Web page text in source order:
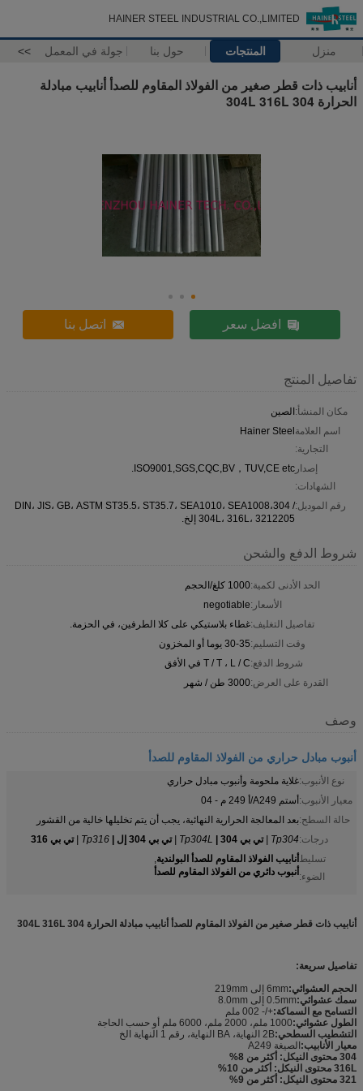
HAINER STEEL INDUSTRIAL CO.,LIMITED
منزل المنتجات حول بنا جولة في المعمل >>
أنابيب ذات قطر صغير من الفولاذ المقاوم للصدأ أنابيب مبادلة
الحرارة 304 304L 316L
افضل سعر اتصل بنا
تفاصيل المنتج
مكان المنشأ:الصين
اسم العلامة
التجارية:
Hainer Steel
إصدار
الشهادات:
ISO9001,SGS,CQC,BV，TUV,CE etc.
رقم الموديل:DIN، JIS، GB، ASTM ST35.5، ST35.7، SEA1010، SEA1008،304 /
304L، 316L، 3212205 إلخ.
شروط الدفع والشحن
الحد الأدنى لكمية:1000 كلغ/الحجم
الأسعار:negotiable
تفاصيل التغليف:غطاء بلاستيكي على كلا الطرفين، في الحزمة.
وقت التسليم:30-35 يوما أو المخزون
شروط الدفع:T / T ، L / C في الأفق
القدرة على العرض:3000 طن / شهر
وصف
أنبوب مبادل حراري من الفولاذ المقاوم للصدأ
نوع الأنبوب:غلاية ملحومة وأنبوب مبادل حراري
معيار الأنبوب:أستم A249/أ 249 م - 04
حالة السطح:بعد المعالجة الحرارية النهائية، يجب أن يتم تخليلها خالية من القشور
درجات:Tp304 | تي بي 304 | Tp304L | تي بي 304 إل | Tp316 |
تي بي 316
تسليط
الضوء:
أنابيب الفولاذ المقاوم للصدأ البولندية,
أنبوب دائري من الفولاذ المقاوم للصدأ
أنابيب ذات قطر صغير من الفولاذ المقاوم للصدأ أنابيب مبادلة الحرارة 304 304L 316L
تفاصيل سريعة:
الحجم العشوائي:6mm إلى 219mm
سمك عشوائي:0.5mm إلى 8.0mm
التسامح مع السماكة:+/- 002 ملم
الطول عشوائي:1000 ملم، 2000 ملم، 6000 ملم أو حسب الحاجة
التشطيب السطحي:2B النهاية، BA النهاية، رقم 1 النهاية الخ
معيار الأنابيب:الصيغة A249
304 محتوى النيكل: أكثر من 8%
316L محتوى النيكل: أكثر من 10%
321 محتوى النيكل: أكثر من 9%